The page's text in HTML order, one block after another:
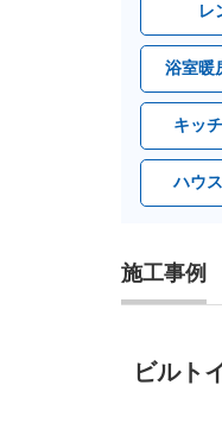
レ
浴室暖
キッ
ハウ
施工事例
ビルト